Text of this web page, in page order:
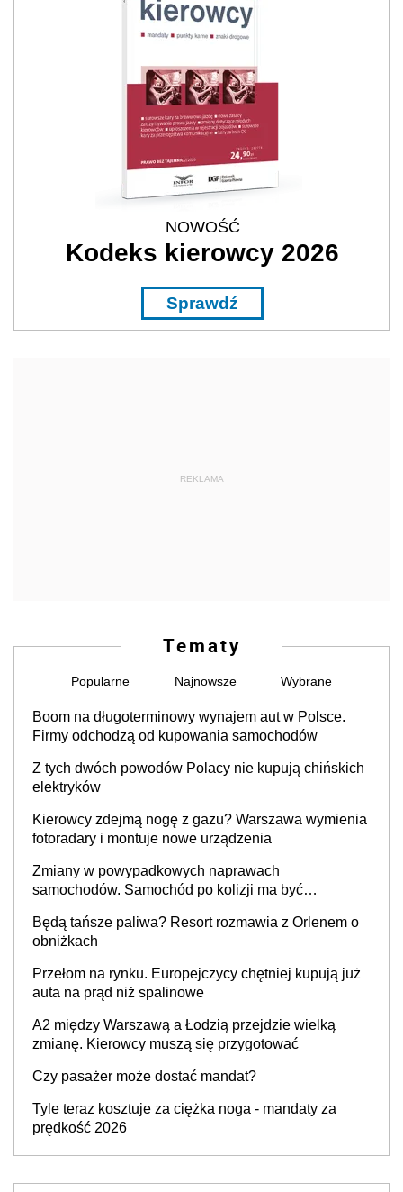
NOWOŚĆ
Kodeks kierowcy 2026
Sprawdź
REKLAMA
Tematy
Popularne Najnowsze Wybrane
Boom na długoterminowy wynajem aut w Polsce.
Firmy odchodzą od kupowania samochodów
Z tych dwóch powodów Polacy nie kupują chińskich
elektryków
Kierowcy zdejmą nogę z gazu? Warszawa wymienia
fotoradary i montuje nowe urządzenia
Zmiany w powypadkowych naprawach
samochodów. Samochód po kolizji ma być
producenta
Będą tańsze paliwa? Resort rozmawia z Orlenem o
obniżkach
Przełom na rynku. Europejczycy chętniej kupują już
auta na prąd niż spalinowe
A2 między Warszawą a Łodzią przejdzie wielką
zmianę. Kierowcy muszą się przygotować
Czy pasażer może dostać mandat?
Tyle teraz kosztuje za ciężka noga - mandaty za
prędkość 2026